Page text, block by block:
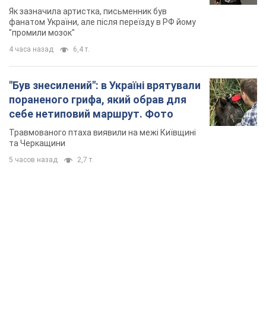
не знав, а тепер хоче геноциду
українців
Як зазначила артистка, письменник був
фанатом України, але після переїзду в РФ йому
"промили мозок"
4 часа назад 6,4 т.
"Був знесилений": в Україні врятували
пораненого грифа, який обрав для
себе нетиповий маршрут. Фото
Травмованого птаха виявили на межі Київщині
та Черкащини
5 часов назад 2,7 т.